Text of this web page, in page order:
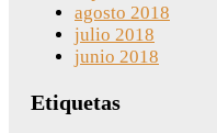
agosto 2018
julio 2018
junio 2018
Etiquetas